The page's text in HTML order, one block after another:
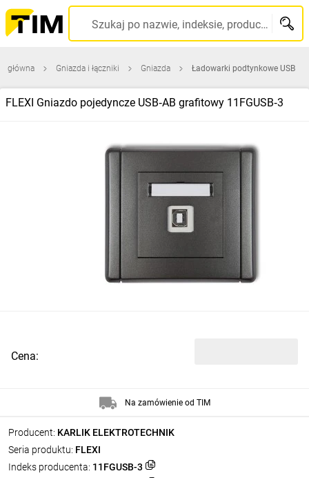
Szukaj po nazwie, indeksie, producencie, kodzie kreskowym...
główna Gniazda i łączniki Gniazda Ładowarki podtynkowe USB
FLEXI Gniazdo pojedyncze USB‑AB grafitowy 11FGUSB‑3
Producent: KARLIK ELEKTROTECHNIK
Seria produktu: FLEXI
Indeks producenta: 11FGUSB-3
Cena:
Na zamówienie od TIM